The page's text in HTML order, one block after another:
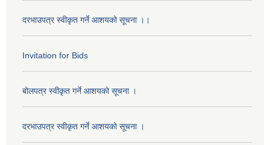
दरभाउपत्र स्वीकृत गर्ने आशयको सूचना ।।
Invitation for Bids
बोलपत्र स्वीकृत गर्ने आशयको सूचना ।
दरभाउपत्र स्वीकृत गर्ने आशयको सूचना ।